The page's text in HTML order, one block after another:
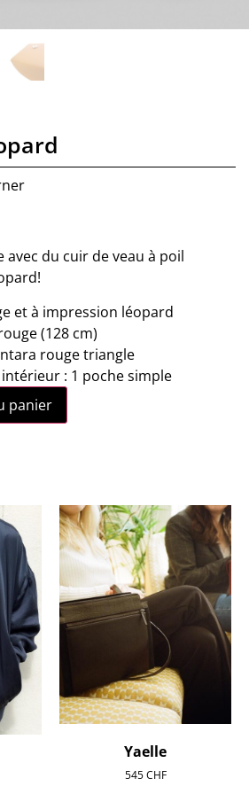
avec du cuir de veau à poil
et à impression léopard
(128 cm)
rouge triangle
: 1 poche simple
panier
Yaelle
545CHF